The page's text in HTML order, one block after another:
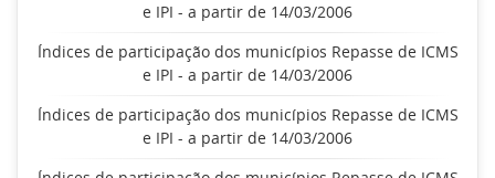
e IPI - a partir de 14/03/2006
Índices de participação dos municípios Repasse de ICMS
e IPI - a partir de 14/03/2006
Índices de participação dos municípios Repasse de ICMS
e IPI - a partir de 14/03/2006